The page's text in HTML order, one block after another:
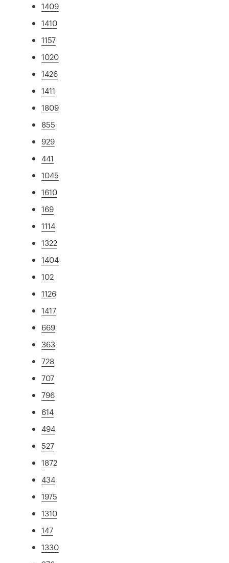
1409
1410
1157
1020
1426
1411
1809
855
929
441
1045
1610
169
1114
1322
1404
102
1126
1417
669
363
728
707
796
614
494
527
1872
434
1975
1310
147
1330